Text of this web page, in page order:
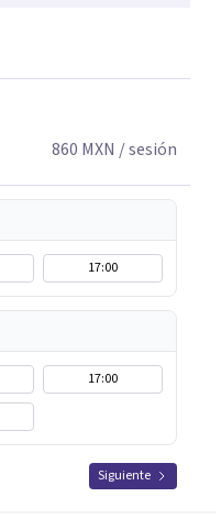
860 MXN / sesión
17:00
17:00
Siguiente